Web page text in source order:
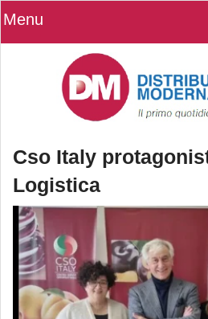
Menu
Cso Italy
Logistica